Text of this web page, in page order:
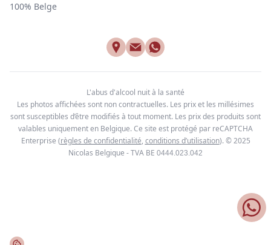
100% Belge
L'abus d'alcool nuit à la santé
Les photos affichées sont non contractuelles. Les prix et les millésimes
sont susceptibles d’être modifiés à tout moment. Les prix des produits sont
valables uniquement en Belgique. Ce site est protégé par reCAPTCHA
Enterprise (règles de confidentialité, conditions d’utilisation). © 2025
Nicolas Belgique - TVA BE 0444.023.042